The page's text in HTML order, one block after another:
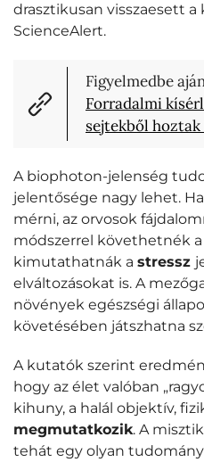
drasztikusan visszaesett a
ScienceAlert.
Figyelmedbe
Forradalmi
sejtekből
A biophoton-jelenség
jelentősége nagy lehet.
mérni, az orvosok
módszerrel követhetnék
kimutathatnák a stressz
elváltozásokat is. A
növények egészségi
követésében játszhatna
A kutatók szerint
hogy az élet valóban
kihuny, a halál objektív,
megmutatkozik. A
tehát egy olyan